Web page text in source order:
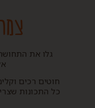
חוטים רכים
כל התכונות